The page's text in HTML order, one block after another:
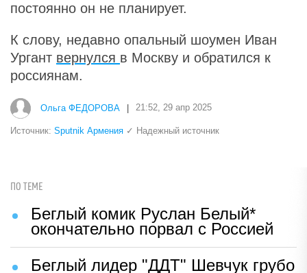
постоянно он не планирует.
К слову, недавно опальный шоумен Иван
Ургант вернулся в Москву и обратился к
россиянам.
Ольга ФЕДОРОВА | 21:52, 29 апр 2025
Источник: Sputnik Армения ✓ Надежный источник
ПО ТЕМЕ
Беглый комик Руслан Белый*
окончательно порвал с Россией
Беглый лидер "ДДТ" Шевчук грубо